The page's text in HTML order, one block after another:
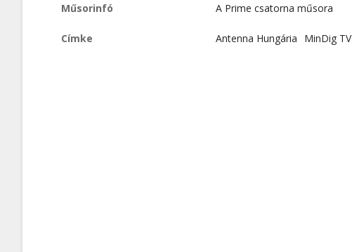
Műsorinfó A Prime csatorna műsora
Címke Antenna Hungária MinDig TV